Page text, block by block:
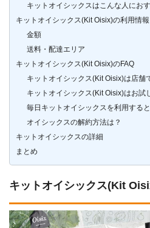
キットオイシックスはこんな人にお
キットオイシックス(Kit Oisix)の利用情報
金額
送料・配達エリア
キットオイシックス(Kit Oisix)のFAQ
キットオイシックス(Kit Oisix)は店舗
キットオイシックス(Kit Oisix)はお試
毎日キットオイシックスを利用する
オイシックスの解約方法は？
キットオイシックスの詳細
まとめ
キットオイシックス(Kit